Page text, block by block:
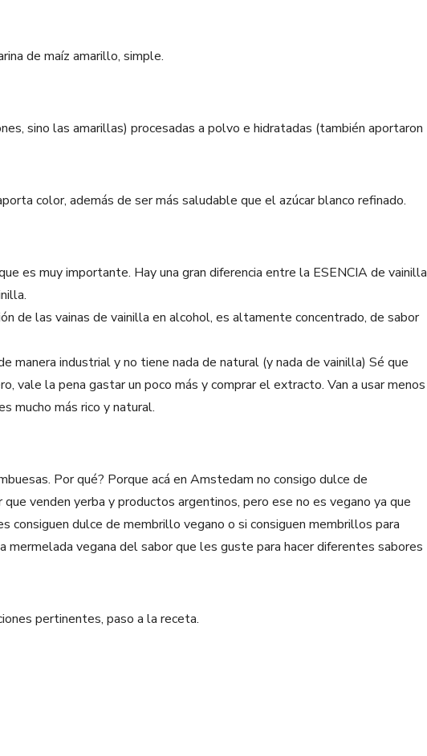
de maíz amarillo, simple.
sino las amarillas) procesadas a polvo e hidratadas (también aportaron
color, además de ser más saludable que el azúcar blanco refinado.
es muy importante. Hay una gran diferencia entre la ESENCIA de vainilla
de las vainas de vainilla en alcohol, es altamente concentrado, de sabor
manera industrial y no tiene nada de natural (y nada de vainilla) Sé que
vale la pena gastar un poco más y comprar el extracto. Van a usar menos
mucho más rico y natural.
Por qué? Porque acá en Amstedam no consigo dulce de
venden yerba y productos argentinos, pero ese no es vegano ya que
consiguen dulce de membrillo vegano o si consiguen membrillos para
mermelada vegana del sabor que les guste para hacer diferentes sabores
pertinentes, paso a la receta.